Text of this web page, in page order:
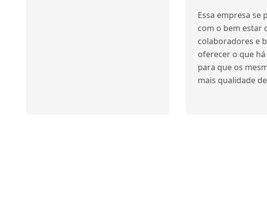
Essa empresa se
com o bem estar
colaboradores e
oferecer o que
para que os
mais qualidade